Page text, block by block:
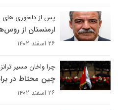
پس از دلخوری های
ارمنستان از
۲۶ اسفند ۱۴۰۲
چرا واخان مسیر
چین محتاط در
۲۶ اسفند ۱۴۰۲